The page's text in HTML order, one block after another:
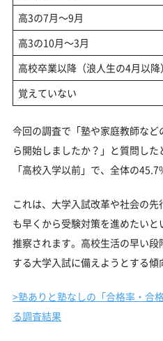
高3の7月～9月
高3の10月～3月
高校卒業以降（浪人生の4月以降）
覚えていない
今回の調査で「塾や家庭教師な
ら開始しましたか？」と質問し
「高校入学以前」で、全体の
これは、大学入試改革や社会の
も早くから受験対策を進めたい
推察されます。高校生活の早い
する大学入試に備えようとする傾
>塾ありと塾なしの「合格率・合
る調査結果